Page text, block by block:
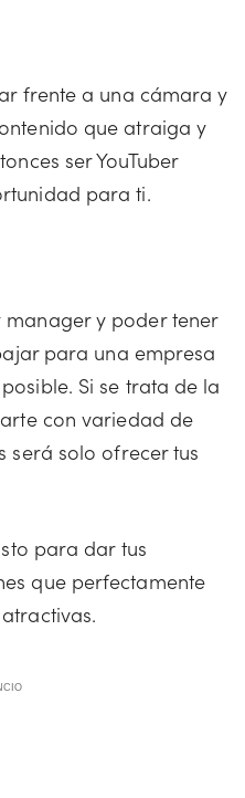
frente a una cámara y
que atraiga y
ser YouTuber
para ti.
y poder tener
para una empresa
Si se trata de la
con variedad de
será solo ofrecer tus
para dar tus
que perfectamente